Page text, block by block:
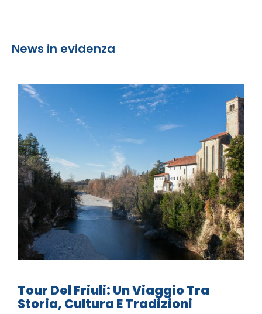
News in evidenza
Tour Del Friuli: Un Viaggio Tra
Storia, Cultura E Tradizioni